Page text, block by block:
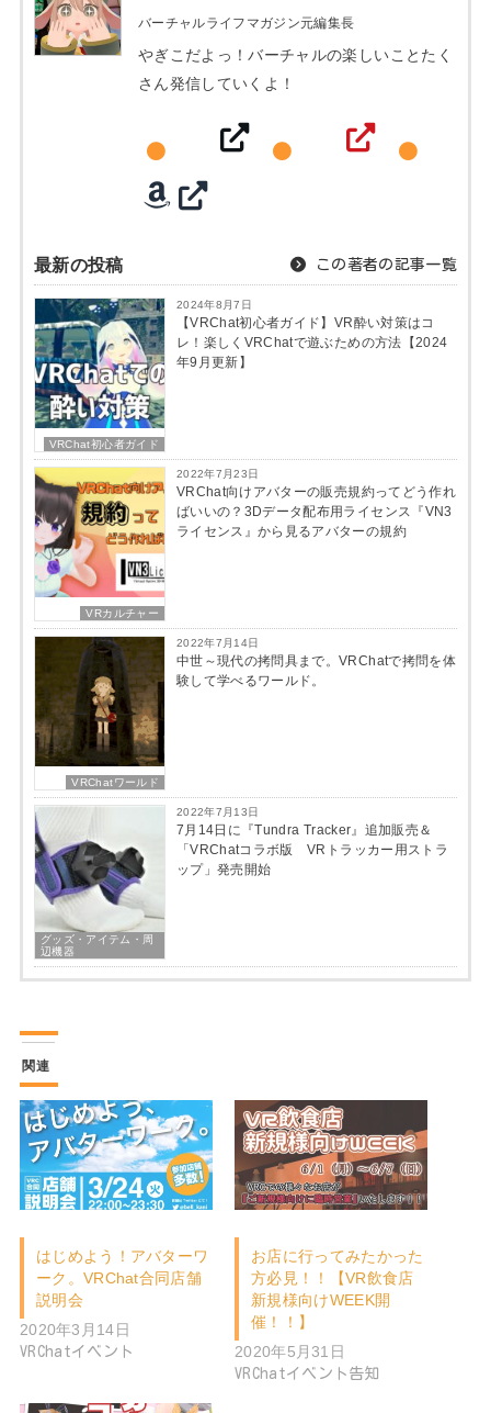
バーチャルライフマガジン元編集長
やぎこだよっ！バーチャルの楽しいことたく
さん発信していくよ！
最新の投稿 この著者の記事一覧
VRChat初心者ガイド
2024年8月7日
【VRChat初心者ガイド】VR酔い対策はコ
レ！楽しくVRChatで遊ぶための方法【2024
年9月更新】
VRカルチャー
2022年7月23日
VRChat向けアバターの販売規約ってどう作れ
ばいいの？3Dデータ配布用ライセンス『VN3
ライセンス』から見るアバターの規約
VRChatワールド
2022年7月14日
中世～現代の拷問具まで。VRChatで拷問を体
験して学べるワールド。
グッズ・アイテム・周
辺機器
2022年7月13日
7月14日に『Tundra Tracker』追加販売＆
「VRChatコラボ版 VRトラッカー用ストラ
ップ」発売開始
関連
はじめよう！アバターワ
ーク。VRChat合同店舗
説明会
2020年3月14日
VRChatイベント
お店に行ってみたかった
方必見！！【VR飲食店
新規様向けWEEK開
催！！】
2020年5月31日
VRChatイベント告知